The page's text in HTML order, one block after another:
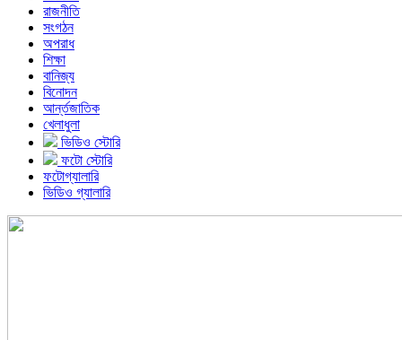
রাজনীতি
সংগঠন
অপরাধ
শিক্ষা
বানিজ্য
বিনোদন
আর্ন্তজাতিক
খেলাধুলা
ভিডিও স্টোরি
ফটো স্টোরি
ফটোগ্যালারি
ভিডিও গ্যালারি